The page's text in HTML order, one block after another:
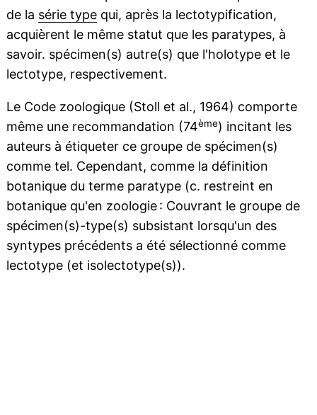
de la série typequi, après la lectotypification,
acquièrent le même statut que les paratypes, à
savoir. spécimen(s) autre(s) que l'holotype et le
lectotype, respectivement.
Le Code zoologique (Stoll et al., 1964) comporte
même une recommandation (74ème) incitant les
auteurs à étiqueter ce groupe de spécimen(s)
comme tel. Cependant, comme la définition
botanique du terme paratype (c. restreint en
botanique qu'en zoologie : Couvrant le groupe de
spécimen(s)-type(s) subsistant lorsqu'un des
syntypes précédents a été sélectionné comme
lectotype (et isolectotype(s)).